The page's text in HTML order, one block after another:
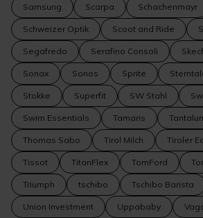
Samsung Scarpa Schachenmayr
Schweizer Optik Scoot and Ride
Segafredo Serafino Consoli
Sonax Sonos Sprite
Stokke Superfit SW Stahl
Swim Essentials Tamaris
Thomas Sabo Tirol Milch Tiroler
Tissot TitanFlex TomFord
Triumph tschibo Tschibo Barista
Union Investment Uppababy